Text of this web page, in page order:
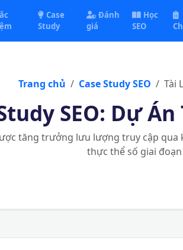
Case
Study
Đánh
giá
Học
SEO
Trang chủ Case Study SEO Tài
SEO: Dự
tăng trưởng lưu lượng truy cập qua
thực thể số giai đoạn